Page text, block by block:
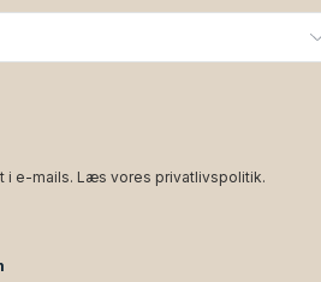
i e-mails. Læs vores privatlivspolitik.